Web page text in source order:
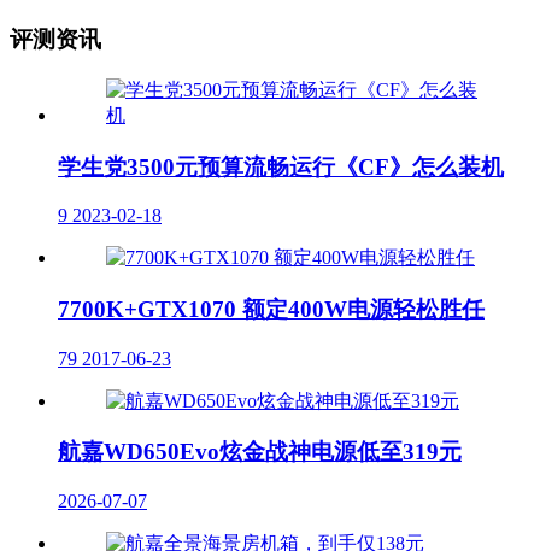
评测资讯
学生党3500元预算流畅运行《CF》怎么装机
9 2023-02-18
7700K+GTX1070 额定400W电源轻松胜任
79 2017-06-23
航嘉WD650Evo炫金战神电源低至319元
2026-07-07